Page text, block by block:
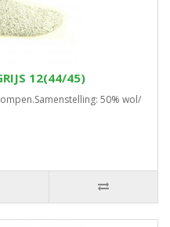
12(44/45)
50% wol/